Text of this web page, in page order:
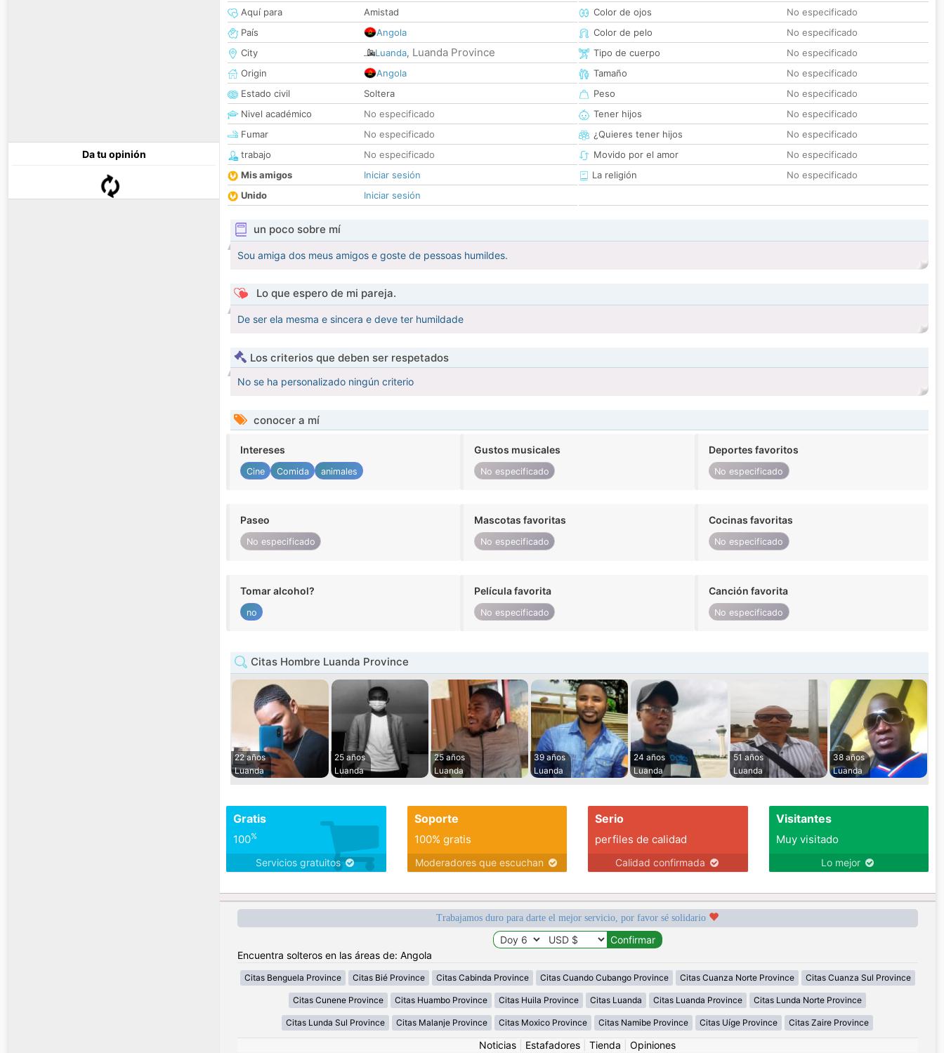
Da tu opinión
Aquí para
Amistad
País
Angola
City
Luanda, Luanda Province
Origin
Angola
Estado civil
Soltera
Nivel académico
No especificado
Fumar
No especificado
trabajo
No especificado
Mis amigos
Iniciar sesión
Unido
Iniciar sesión
Color de ojos
No especificado
Color de pelo
No especificado
Tipo de cuerpo
No especificado
Tamaño
No especificado
Peso
No especificado
Tener hijos
No especificado
¿Quieres tener hijos
No especificado
Movido por el amor
No especificado
La religión
No especificado
un poco sobre mí
Sou amiga dos meus amigos e goste de pessoas humildes.
Lo que espero de mi pareja.
De ser ela mesma e sincera e deve ter humildade
Los criterios que deben ser respetados
No se ha personalizado ningún criterio
conocer a mí
Intereses
Cine Comida animales
Gustos musicales
No especificado
Deportes favoritos
No especificado
Paseo
No especificado
Mascotas favoritas
No especificado
Cocinas favoritas
No especificado
Tomar alcohol?
no
Película favorita
No especificado
Canción favorita
No especificado
Citas Hombre Luanda Province
22 años
Luanda
25 años
Luanda
25 años
Luanda
39 años
Luanda
24 años
Luanda
51 años
Luanda
38 años
Luanda
Gratis
100%
Servicios gratuitos
Soporte
100% gratis
Moderadores que escuchan
Serio
perfiles de calidad
Calidad confirmada
Visitantes
Muy visitado
Lo mejor
Trabajamos duro para darte el mejor servicio, por favor sé solidario
Encuentra solteros en las áreas de: Angola
Citas Benguela Province Citas Bié Province Citas Cabinda Province Citas Cuando Cubango Province Citas Cuanza Norte Province Citas Cuanza Sul Province
Citas Cunene Province Citas Huambo Province Citas Huila Province Citas Luanda Citas Luanda Province Citas Lunda Norte Province
Citas Lunda Sul Province Citas Malanje Province Citas Moxico Province Citas Namibe Province Citas Uíge Province Citas Zaire Province
Noticias Estafadores Tienda Opiniones